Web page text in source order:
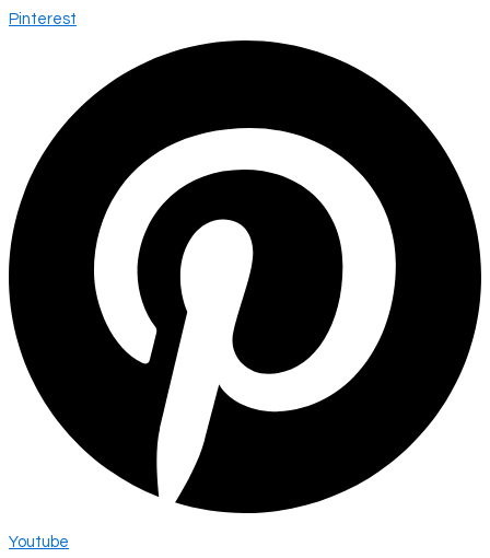
Pinterest
Youtube